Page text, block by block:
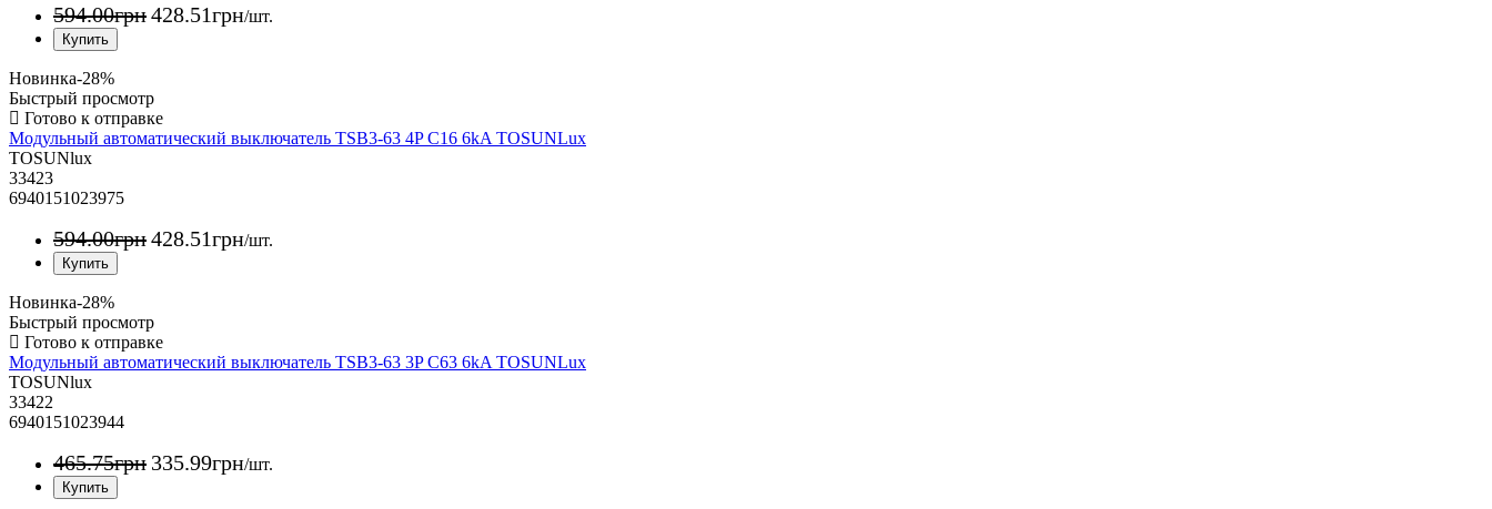
594.00грн428.51грн/шт.
Новинка-28%
Быстрый просмотр
Модульный автоматический выключатель TSB3-63 4P C16 6kA TOSUNLux
TOSUNlux
33423
6940151023975
594.00грн428.51грн/шт.
Новинка-28%
Быстрый просмотр
Модульный автоматический выключатель TSB3-63 3P C63 6kA TOSUNLux
TOSUNlux
33422
6940151023944
465.75грн 335.99грн/шт.